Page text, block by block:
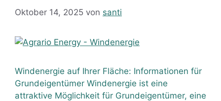
Oktober 14, 2025 von santi
Windenergie auf Ihrer Fläche: Informationen für
Grundeigentümer Windenergie ist eine
attraktive Möglichkeit für Grundeigentümer, eine